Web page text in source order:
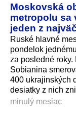
Moskovská
metropolu sa
jeden z
Ruské hlavné
pondelok
za posledné
Sobianina
400 ukrajinských
desiatky z nich
minulý mesiac